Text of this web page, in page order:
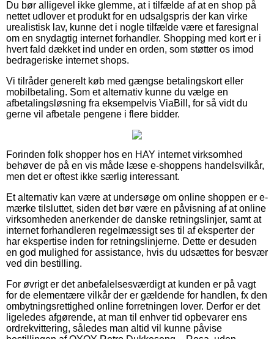
Du bør alligevel ikke glemme, at i tilfælde af at en shop på
nettet udlover et produkt for en udsalgspris der kan virke
urealistisk lav, kunne det i nogle tilfælde være et faresignal
om en snydagtig internet forhandler. Shopping med kort er i
hvert fald dækket ind under en orden, som støtter os imod
bedrageriske internet shops.
Vi tilråder generelt køb med gængse betalingskort eller
mobilbetaling. Som et alternativ kunne du vælge en
afbetalingsløsning fra eksempelvis ViaBill, for så vidt du
gerne vil afbetale pengene i flere bidder.
Forinden folk shopper hos en HAY internet virksomhed
behøver de på en vis måde læse e-shoppens handelsvilkår,
men det er oftest ikke særlig interessant.
Et alternativ kan være at undersøge om online shoppen er e-
mærke tilsluttet, siden det bør være en påvisning af at online
virksomheden anerkender de danske retningslinjer, samt at
internet forhandleren regelmæssigt ses til af eksperter der
har ekspertise inden for retningslinjerne. Dette er desuden
en god mulighed for assistance, hvis du udsættes for besvær
ved din bestilling.
For øvrigt er det anbefalelsesværdigt at kunden er på vagt
for de elementære vilkår der er gældende for handlen, fx den
ombytningsrettighed online forretningen lover. Derfor er det
ligeledes afgørende, at man til enhver tid opbevarer ens
ordrekvittering, således man altid vil kunne påvise